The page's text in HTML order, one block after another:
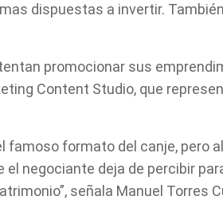
dispuestas a invertir.
promocionar sus
Content Studio, que
formato del canje, pero
negociante deja de percibir
señala Manuel Torres